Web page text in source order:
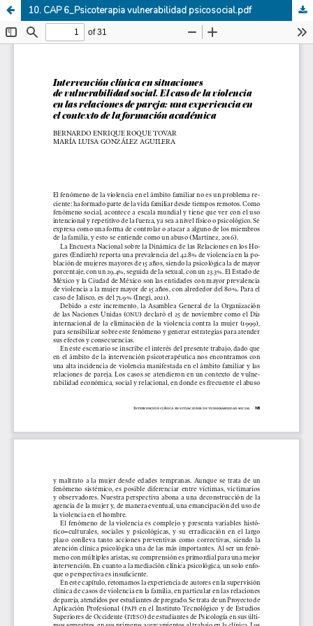
10. CAP 6_Psicoterapia vulnerabilidad psicosocial.pdf